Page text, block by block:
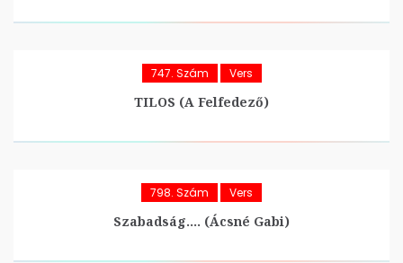
747. Szám Vers
TILOS (A Felfedező)
798. Szám Vers
Szabadság…. (Ácsné Gabi)